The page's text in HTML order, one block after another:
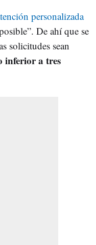
personalizada
De ahí que se
solicitudes sean
inferior a tres